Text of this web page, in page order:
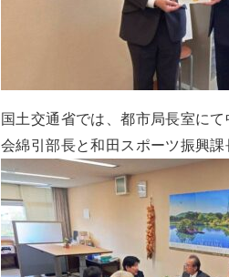
国土交通省では、都市局長室に
会綿引部長と和田スポーツ振興